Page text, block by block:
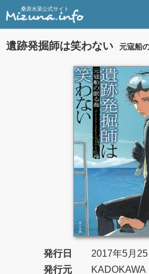
桑原水菜公式サイト
遺跡発掘師は笑わない 元寇船
発行日
2017年5月25
発行元
KADOKAWA